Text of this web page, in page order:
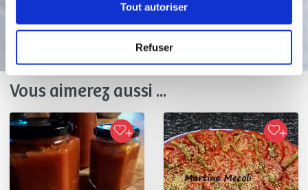
Tout autoriser
Refuser
Bon appétit !
Vous aimerez aussi ...